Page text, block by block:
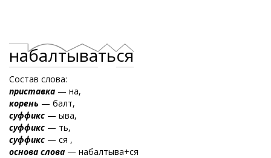
набалтываться
Состав слова:
приставка — на,
корень — балт,
суффикс — ыва,
суффикс — ть,
суффикс — ся ,
основа слова — набалтыва+ся